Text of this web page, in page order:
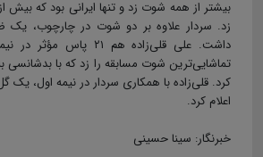
بیشتر از همه شوت زد و تنها ایرانی بود که
زد. سردار علاوه بر دو شوت در چارچوب، یک
داشت. علی قلی‌زاده هم ۲۱
تماشایی‌ترین شوت مسابقه را زد که با بدشانسی
کرد. قلی‌زاده با همکاری سردار در نیمه اول، یک
اعلام کرد.
خبرنگار: سینا حسینی